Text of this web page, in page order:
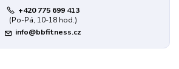
+420 775 699 413
(Po-Pá, 10-18 hod.)
info@bbfitness.cz